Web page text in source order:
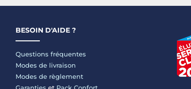
BESOIN D'AIDE ?
Questions fréquentes
Modes de livraison
Modes de règlement